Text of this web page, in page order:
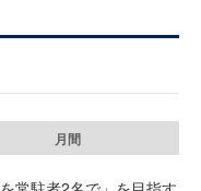
月間